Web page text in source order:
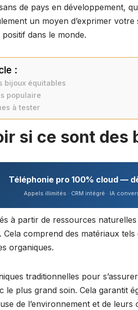
de pays en développement,
un moyen d’exprimer votre
dans le monde.
:
bijoux équitables
populaire
à tester
si ce sont des
Téléphonie pro 100% cloud —
Appels illimités · CRM intégré · IA
à partir de ressources
comprend des matériaux
organiques.
traditionnelles pour
le plus grand soin. Cela garantit
de l’environnement et de leurs